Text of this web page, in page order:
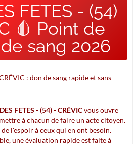
FETES - (54)
🩸 Point de
sang 2026
FETES - (54) - CRÉVICvous ouvre
à chacun de faire un acte citoyen.
l'espoir à ceux qui en ont besoin.
une évaluation rapide est faite à